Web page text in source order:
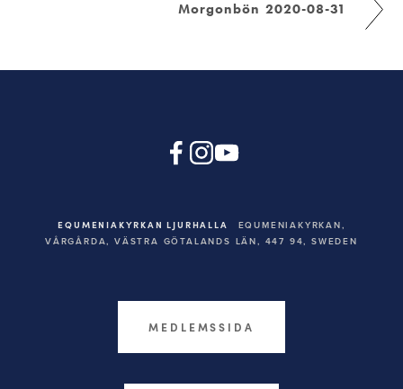
Morgonbön 2020-08-31
EQUMENIAKYRKAN LJURHALLA
EQUMENIAKYRKAN,
VÅRGÅRDA, VÄSTRA GÖTALANDS LÄN, 447 94, SWEDEN
MEDLEMSSIDA